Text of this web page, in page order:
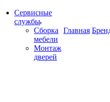
Сервисные
службы
Сборка
мебели
Монтаж
дверей
Главная